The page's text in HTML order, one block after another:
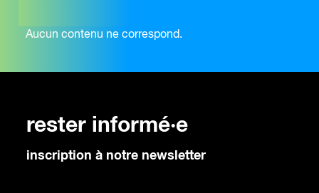
Aucun contenu ne correspond.
rester informé·e
inscription à notre newsletter